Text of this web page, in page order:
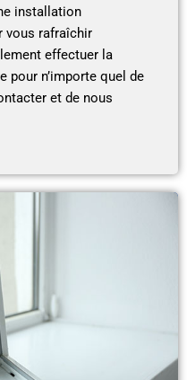
installation
vous rafraîchir
effectuer la
pour n’importe quel de
et de nous